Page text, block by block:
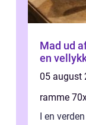
Mad ud
en
05 august
ramme
I en